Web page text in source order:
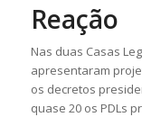
Reação
Nas duas Casas
apresentaram
os decretos
quase 20 os PDLs